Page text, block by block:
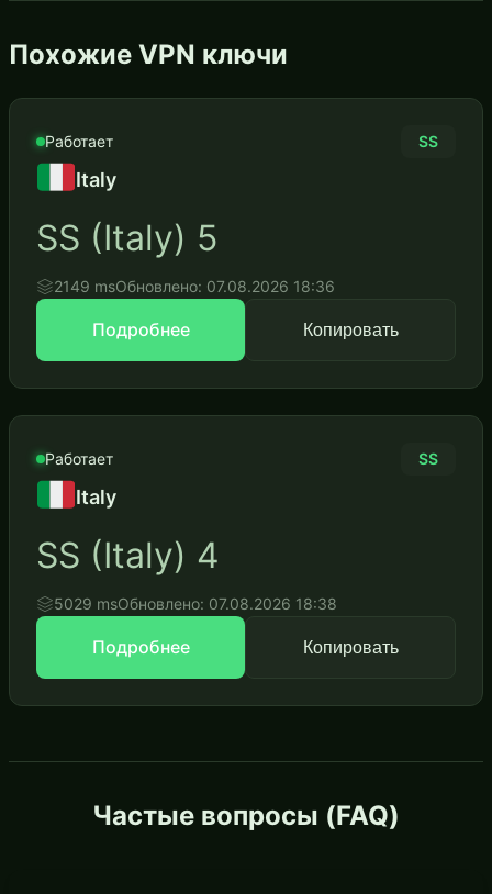
Похожие VPN ключи
Работает SS
Italy
SS (Italy) 5
2149 msОбновлено: 07.08.2026 18:36
Подробнее Копировать
Работает SS
Italy
SS (Italy) 4
5029 msОбновлено: 07.08.2026 18:38
Подробнее Копировать
Частые вопросы (FAQ)